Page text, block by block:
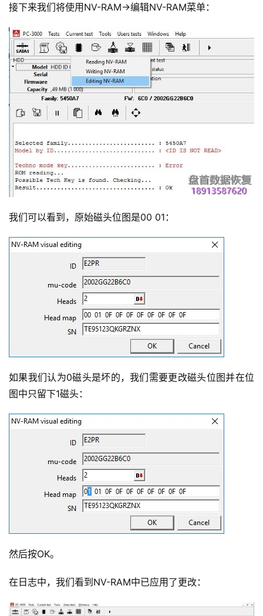
接下来我们将使用NV-RAM->编辑NV-RAM菜单：
我们可以看到，原始磁头位图是00 01：
如果我们认为0磁头是坏的，我们需要更改磁头位图并在位
图中只留下1磁头：
然后按OK。
在日志中，我们看到NV-RAM中已应用了更改：